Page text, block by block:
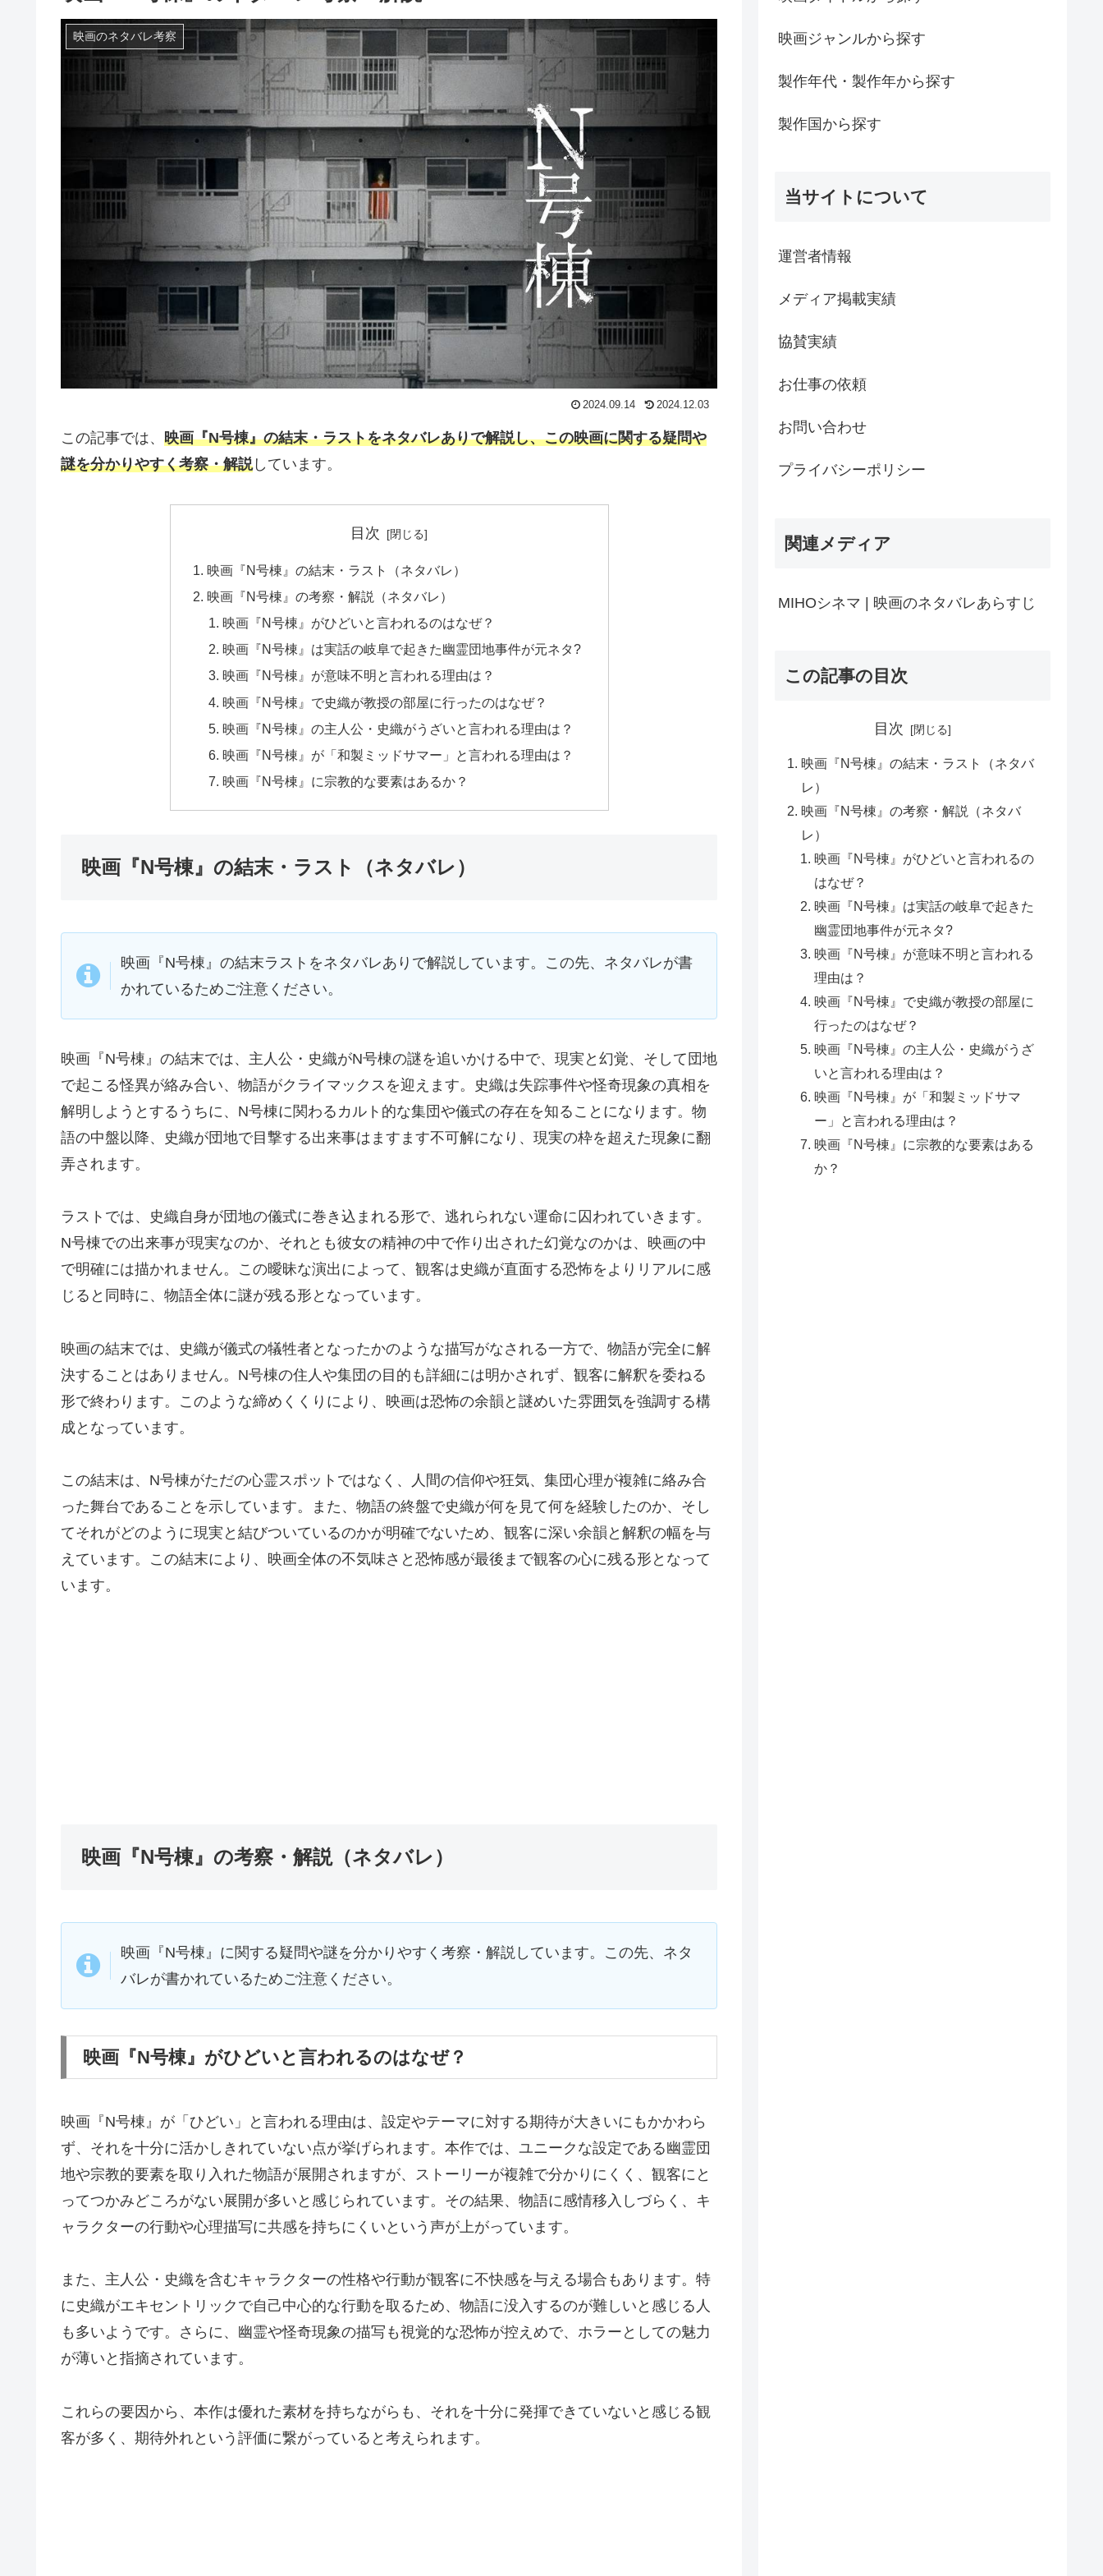
映画のネタバレ考察
2024.09.14 2024.12.03
この記事では、 映画『N号棟』の結末・ラストをネタバレありで解説し、この映画に関する疑問や
謎を分かりやすく考察・解説しています。
目次
映画『N号棟』の結末・ラスト（ネタバレ）
映画『N号棟』の考察・解説（ネタバレ）
映画『N号棟』がひどいと言われるのはなぜ？
映画『N号棟』は実話の岐阜で起きた幽霊団地事件が元ネタ?
映画『N号棟』が意味不明と言われる理由は？
映画『N号棟』で史織が教授の部屋に行ったのはなぜ？
映画『N号棟』の主人公・史織がうざいと言われる理由は？
映画『N号棟』が「和製ミッドサマー」と言われる理由は？
映画『N号棟』に宗教的な要素はあるか？
映画『N号棟』の結末・ラスト（ネタバレ）
映画『N号棟』の結末ラストをネタバレありで解説しています。この先、ネタバレが書
かれているためご注意ください。
映画『N号棟』の結末では、主人公・史織がN号棟の謎を追いかける中で、現実と幻覚、そして団地
で起こる怪異が絡み合い、物語がクライマックスを迎えます。史織は失踪事件や怪奇現象の真相を
解明しようとするうちに、N号棟に関わるカルト的な集団や儀式の存在を知ることになります。物
語の中盤以降、史織が団地で目撃する出来事はますます不可解になり、現実の枠を超えた現象に翻
弄されます。
ラストでは、史織自身が団地の儀式に巻き込まれる形で、逃れられない運命に囚われていきます。
N号棟での出来事が現実なのか、それとも彼女の精神の中で作り出された幻覚なのかは、映画の中
で明確には描かれません。この曖昧な演出によって、観客は史織が直面する恐怖をよりリアルに感
じると同時に、物語全体に謎が残る形となっています。
映画の結末では、史織が儀式の犠牲者となったかのような描写がなされる一方で、物語が完全に解
決することはありません。N号棟の住人や集団の目的も詳細には明かされず、観客に解釈を委ねる
形で終わります。このような締めくくりにより、映画は恐怖の余韻と謎めいた雰囲気を強調する構
成となっています。
この結末は、N号棟がただの心霊スポットではなく、人間の信仰や狂気、集団心理が複雑に絡み合
った舞台であることを示しています。また、物語の終盤で史織が何を見て何を経験したのか、そし
てそれがどのように現実と結びついているのかが明確でないため、観客に深い余韻と解釈の幅を与
えています。この結末により、映画全体の不気味さと恐怖感が最後まで観客の心に残る形となって
います。
映画『N号棟』の考察・解説（ネタバレ）
映画『N号棟』に関する疑問や謎を分かりやすく考察・解説しています。この先、ネタ
バレが書かれているためご注意ください。
映画『N号棟』がひどいと言われるのはなぜ？
映画『N号棟』が「ひどい」と言われる理由は、設定やテーマに対する期待が大きいにもかかわら
ず、それを十分に活かしきれていない点が挙げられます。本作では、ユニークな設定である幽霊団
地や宗教的要素を取り入れた物語が展開されますが、ストーリーが複雑で分かりにくく、観客にと
ってつかみどころがない展開が多いと感じられています。その結果、物語に感情移入しづらく、キ
ャラクターの行動や心理描写に共感を持ちにくいという声が上がっています。
また、主人公・史織を含むキャラクターの性格や行動が観客に不快感を与える場合もあります。特
に史織がエキセントリックで自己中心的な行動を取るため、物語に没入するのが難しいと感じる人
も多いようです。さらに、幽霊や怪奇現象の描写も視覚的な恐怖が控えめで、ホラーとしての魅力
が薄いと指摘されています。
これらの要因から、本作は優れた素材を持ちながらも、それを十分に発揮できていないと感じる観
客が多く、期待外れという評価に繋がっていると考えられます。
映画ジャンルから探す
製作年代・製作年から探す
製作国から探す
当サイトについて
運営者情報
メディア掲載実績
協賛実績
お仕事の依頼
お問い合わせ
プライバシーポリシー
関連メディア
MIHOシネマ | 映画のネタバレあらすじ
この記事の目次
目次
映画『N号棟』の結末・ラスト（ネタバ
レ）
映画『N号棟』の考察・解説（ネタバ
レ）
映画『N号棟』がひどいと言われるの
はなぜ？
映画『N号棟』は実話の岐阜で起きた
幽霊団地事件が元ネタ?
映画『N号棟』が意味不明と言われる
理由は？
映画『N号棟』で史織が教授の部屋に
行ったのはなぜ？
映画『N号棟』の主人公・史織がうざ
いと言われる理由は？
映画『N号棟』が「和製ミッドサマ
ー」と言われる理由は？
映画『N号棟』に宗教的な要素はある
か？